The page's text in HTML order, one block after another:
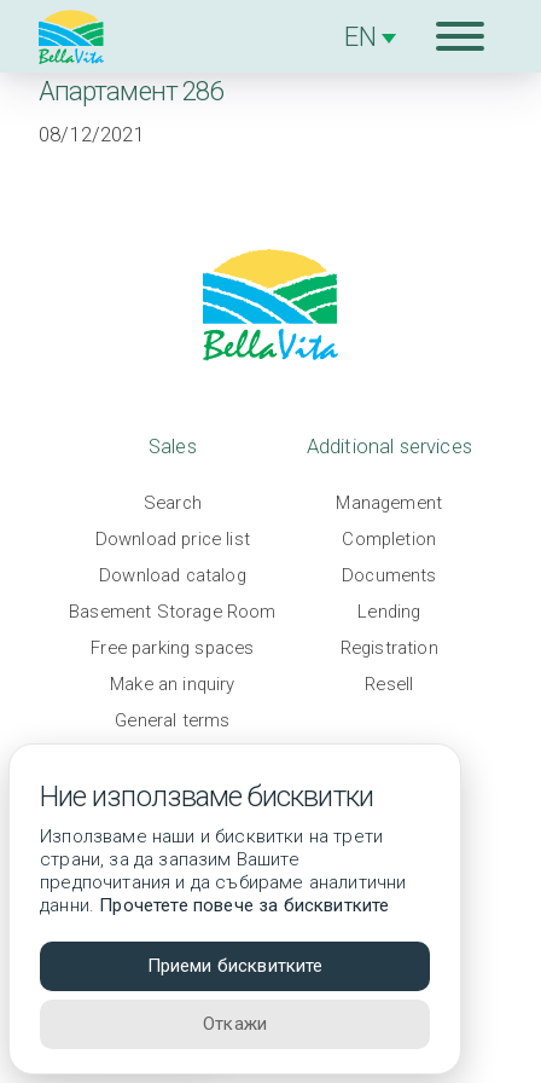
complex
Апартамент 286
08/12/2021
Sales
Search
Download price list
Download catalog
Basement Storage Room
Free parking spaces
Make an inquiry
General terms
Additional services
Management
Completion
Documents
Lending
Registration
Resell
© 2026 All rights reserved
Ние използваме бисквитки
Използваме наши и бисквитки на трети
страни, за да запазим Вашите
предпочитания и да събираме аналитични
данни. Прочетете повече за бисквитките
Приеми бисквитките
Откажи